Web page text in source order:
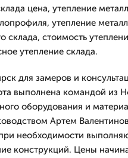
цена, утепление
утепление
склада, стоимость
утепление склада.
для замеров и
выполнена командой из
оборудования и
Артем
при необходимости
конструкций. Цены